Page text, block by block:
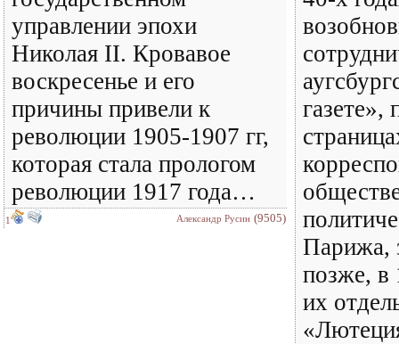
управлении эпохи
Николая II. Кровавое
воскресенье и его
причины привели к
революции 1905-1907 гг,
которая стала прологом
революции 1917 года…
1 Александр Русин (9505)
газете»,
Парижа,
позже, в
их